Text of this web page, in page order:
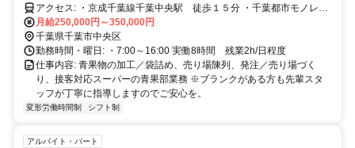
アクセス: ・京成千葉線千葉中央駅 徒歩１５分 ・千葉都市モノレー
ル葭川公園駅 徒歩１０分 ※木村病院さん向かいです。
月給250,000円～350,000円
千葉県千葉市中央区
勤務時間・曜日: ・7:00～16:00 実働8時間 残業2h/日程度
仕事内容: 青果物の加工／袋詰め、売り場陳列、発注／売り場づく
り、接客対応スーパーの青果部業務 ※ブランクがある方も先輩スタ
ッフが丁寧に指導しますのでご安心を。
変形労働時間制 シフト制
アルバイト・パート